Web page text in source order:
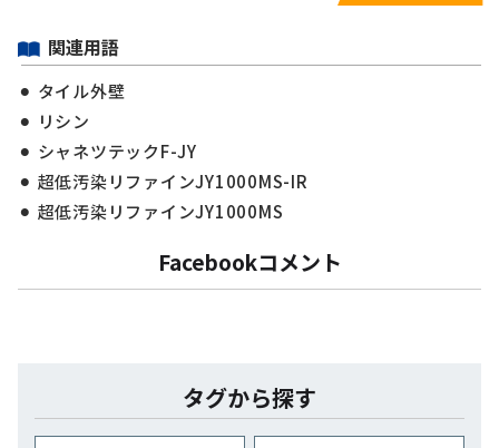
関連用語
タイル外壁
リシン
シャネツテックF-JY
超低汚染リファインJY1000MS-IR
超低汚染リファインJY1000MS
Facebookコメント
タグから探す